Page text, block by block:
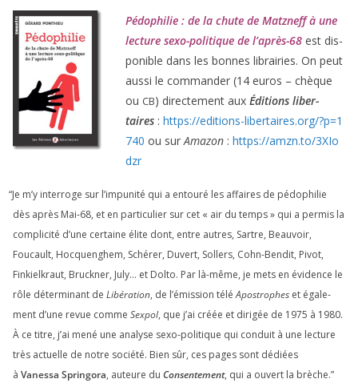
Pédophilie : de la chute de Matzneff à une
lec­ture sexo-poli­tique de l’après-68 est dis­
po­nible dans les bonnes librai­ries. On peut
aus­si le com­man­der (14 euros – chèque
ou CB) direc­te­ment aux Éditions liber­
taires : https://​edi​tions​-liber​taires​.org/​?​p​=​1
740 ou surAmazon : https://​amzn​.to/​3​X​I​o​
dzr
“Je m’y inter­roge sur l’impunité qui a entou­ré les affaires de pédo­phi­lie
dès après Mai-68, et en par­ti­cu­lier sur cet « air du temps » qui a per­mis la
com­pli­ci­té d’une cer­taine élite dont, entre autres, Sartre, Beauvoir,
Foucault, Hocquenghem, Schérer, Duvert, Sollers, Cohn-Bendit, Pivot,
Finkielkraut, Bruckner, July… et Dolto. Par là-même, je mets en évi­dence le
rôle déter­mi­nant de Libération, de l’émission téléApostrophes et éga­le­
ment d’une revue comme Sexpol, que j’ai créée et diri­gée de 1975 à 1980.
À ce titre, j’ai mené une ana­lyse sexo-poli­tique qui conduit à une lec­ture
très actuelle de notre socié­té. Bien sûr, ces pages sont dédiées
à Vanessa Springora, auteure du Consentement, qui a ouvert la brèche.”